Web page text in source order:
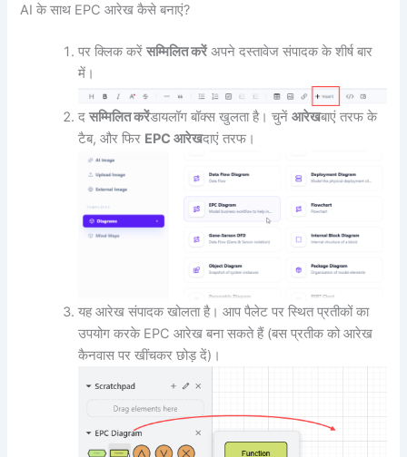
AI के साथ EPC आरेख कैसे बनाएं?
पर क्लिक करेंसम्मिलित करेंअपने दस्तावेज संपादक के शीर्ष बार
में।
दसम्मिलित करेंडायलॉग बॉक्स खुलता है। चुनेंआरेखबाएं तरफ के
टैब, और फिर EPC आरेखदाएं तरफ।
यह आरेख संपादक खोलता है। आप पैलेट पर स्थित प्रतीकों का
उपयोग करके EPC आरेख बना सकते हैं (बस प्रतीक को आरेख
कैनवास पर खींचकर छोड़ दें)।